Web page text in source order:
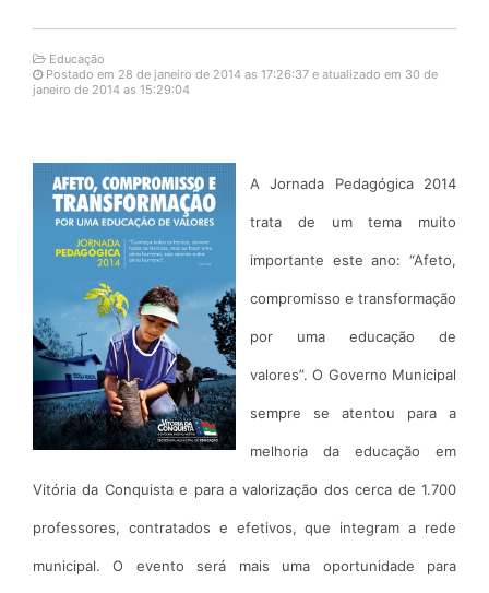
Educação
Postado em 28 de janeiro de 2014 as 17:26:37 e atualizado em 30 de
janeiro de 2014 as 15:29:04
A Jornada Pedagógica 2014
trata de um tema muito
importante este ano: “Afeto,
compromisso e transformação
por uma educação de
valores”. O Governo Municipal
sempre se atentou para a
melhoria da educação em
Vitória da Conquista e para a valorização dos cerca de 1.700
professores, contratados e efetivos, que integram a rede
municipal. O evento será mais uma oportunidade para